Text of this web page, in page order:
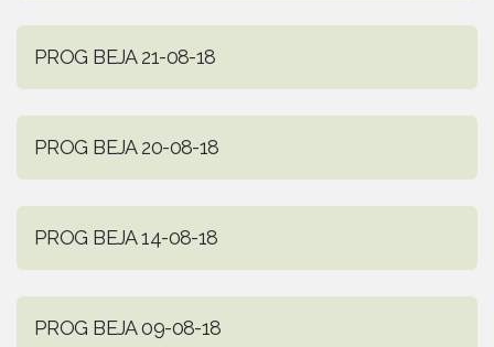
PROG BEJA 21-08-18
PROG BEJA 20-08-18
PROG BEJA 14-08-18
PROG BEJA 09-08-18